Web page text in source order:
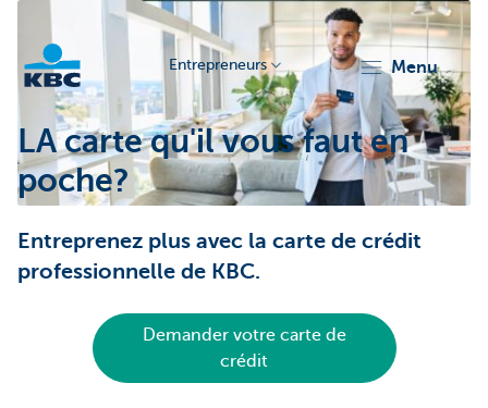
Entrepreneurs menu
LA carte qu'il vous faut en
poche?
Entreprenez plus avec la carte de crédit
professionnelle de KBC.
Demander votre carte de
crédit